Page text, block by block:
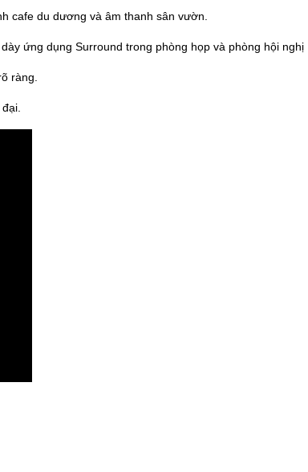
cafe du dương và âm thanh sân vườn.
ứng dụng Surround trong phòng họp và phòng hội nghị
ràng.